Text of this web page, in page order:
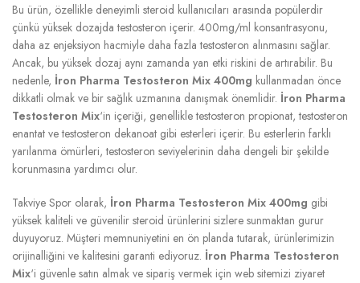
Bu ürün, özellikle deneyimli steroid kullanıcıları arasında popülerdir
çünkü yüksek dozajda testosteron içerir. 400mg/ml konsantrasyonu,
daha az enjeksiyon hacmiyle daha fazla testosteron alınmasını sağlar.
Ancak, bu yüksek dozaj aynı zamanda yan etki riskini de artırabilir. Bu
nedenle, İron Pharma Testosteron Mix 400mg kullanmadan önce
dikkatli olmak ve bir sağlık uzmanına danışmak önemlidir. İron Pharma
Testosteron Mix‘in içeriği, genellikle testosteron propionat, testosteron
enantat ve testosteron dekanoat gibi esterleri içerir. Bu esterlerin farklı
yarılanma ömürleri, testosteron seviyelerinin daha dengeli bir şekilde
korunmasına yardımcı olur.
Takviye Spor olarak, İron Pharma Testosteron Mix 400mg gibi
yüksek kaliteli ve güvenilir steroid ürünlerini sizlere sunmaktan gurur
duyuyoruz. Müşteri memnuniyetini en ön planda tutarak, ürünlerimizin
orijinalliğini ve kalitesini garanti ediyoruz. İron Pharma Testosteron
Mix‘i güvenle satın almak ve sipariş vermek için web sitemizi ziyaret